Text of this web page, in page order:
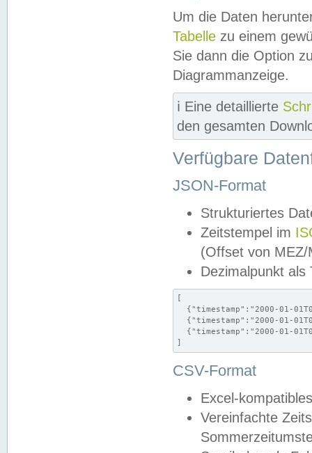
Um die Daten
Tabelle zu einem
Sie dann die Option
Diagrammanzeige.
ℹ️ Eine detaillierte
den gesamten
Verfügbare
JSON-Format
Strukturiertes
Zeitstempel im
(Offset von MEZ/
Dezimalpunkt als
[
{"timestamp":"2000-01-
{"timestamp":"2000-01-
{"timestamp":"2000-01-
]
CSV-Format
Excel-
Vereinfachte